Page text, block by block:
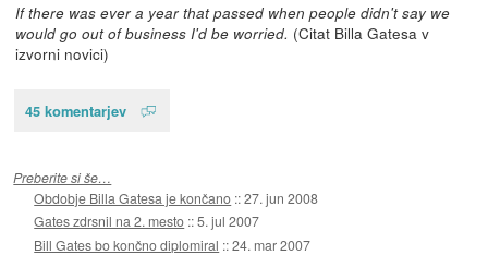
If there was ever a year that passed when people didn't say we
would go out of business I'd be worried. (Citat Billa Gatesa v
izvorni novici)
45 komentarjev
Preberite si še…
Obdobje Billa Gatesa je končano ::27. jun 2008
Gates zdrsnil na 2. mesto ::5. jul 2007
Bill Gates bo končno diplomiral ::24. mar 2007